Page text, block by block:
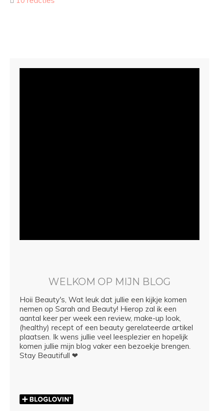
WELKOM OP MIJN BLOG
Hoii Beauty's, Wat leuk dat jullie een kijkje komen
nemen op Sarah and Beauty! Hierop zal ik een
aantal keer per week een review, make-up look,
(healthy) recept of een beauty gerelateerde artikel
plaatsen. Ik wens jullie veel leesplezier en hopelijk
komen jullie mijn blog vaker een bezoekje brengen.
Stay Beautifull ❤